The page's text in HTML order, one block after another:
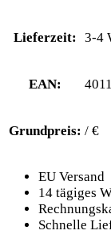
Lieferzeit: 3-4
EAN:
Grundpreis: / €
EU Versand
14 tägiges
Schnelle